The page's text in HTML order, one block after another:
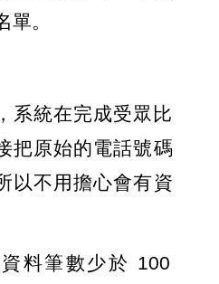
。
系統在完成受眾比
把原始的電話號碼
以不用擔心會有資
料筆數少於 100